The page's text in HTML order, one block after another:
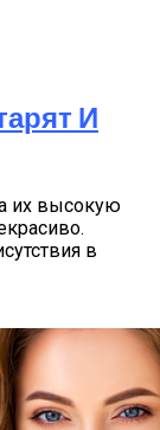
И
их высокую
в